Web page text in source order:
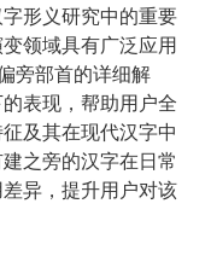
形义研究中的重要
领域具有广泛应用
旁部首的详细解
表现，帮助用户全
及其在现代汉字中
之旁的汉字在日常
异，提升用户对该